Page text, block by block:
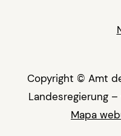
Copyright © Amt
Landesregierung
Mapa